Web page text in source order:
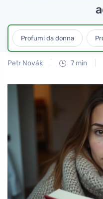
Profumi da donna
Petr Novák 7 min